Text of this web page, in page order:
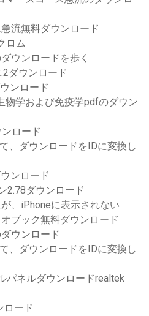
流無料ダウンロード
ロム
ウンロードを歩く
ダウンロード
ンロード
物学および免疫学pdfのダウン
ロード
、ダウンロードをIDに変換し
ンロード
2.78ダウンロード
、iPhoneに表示されない
ブック無料ダウンロード
ウンロード
、ダウンロードをIDに変換し
パネルダウンロードrealtek
ロード